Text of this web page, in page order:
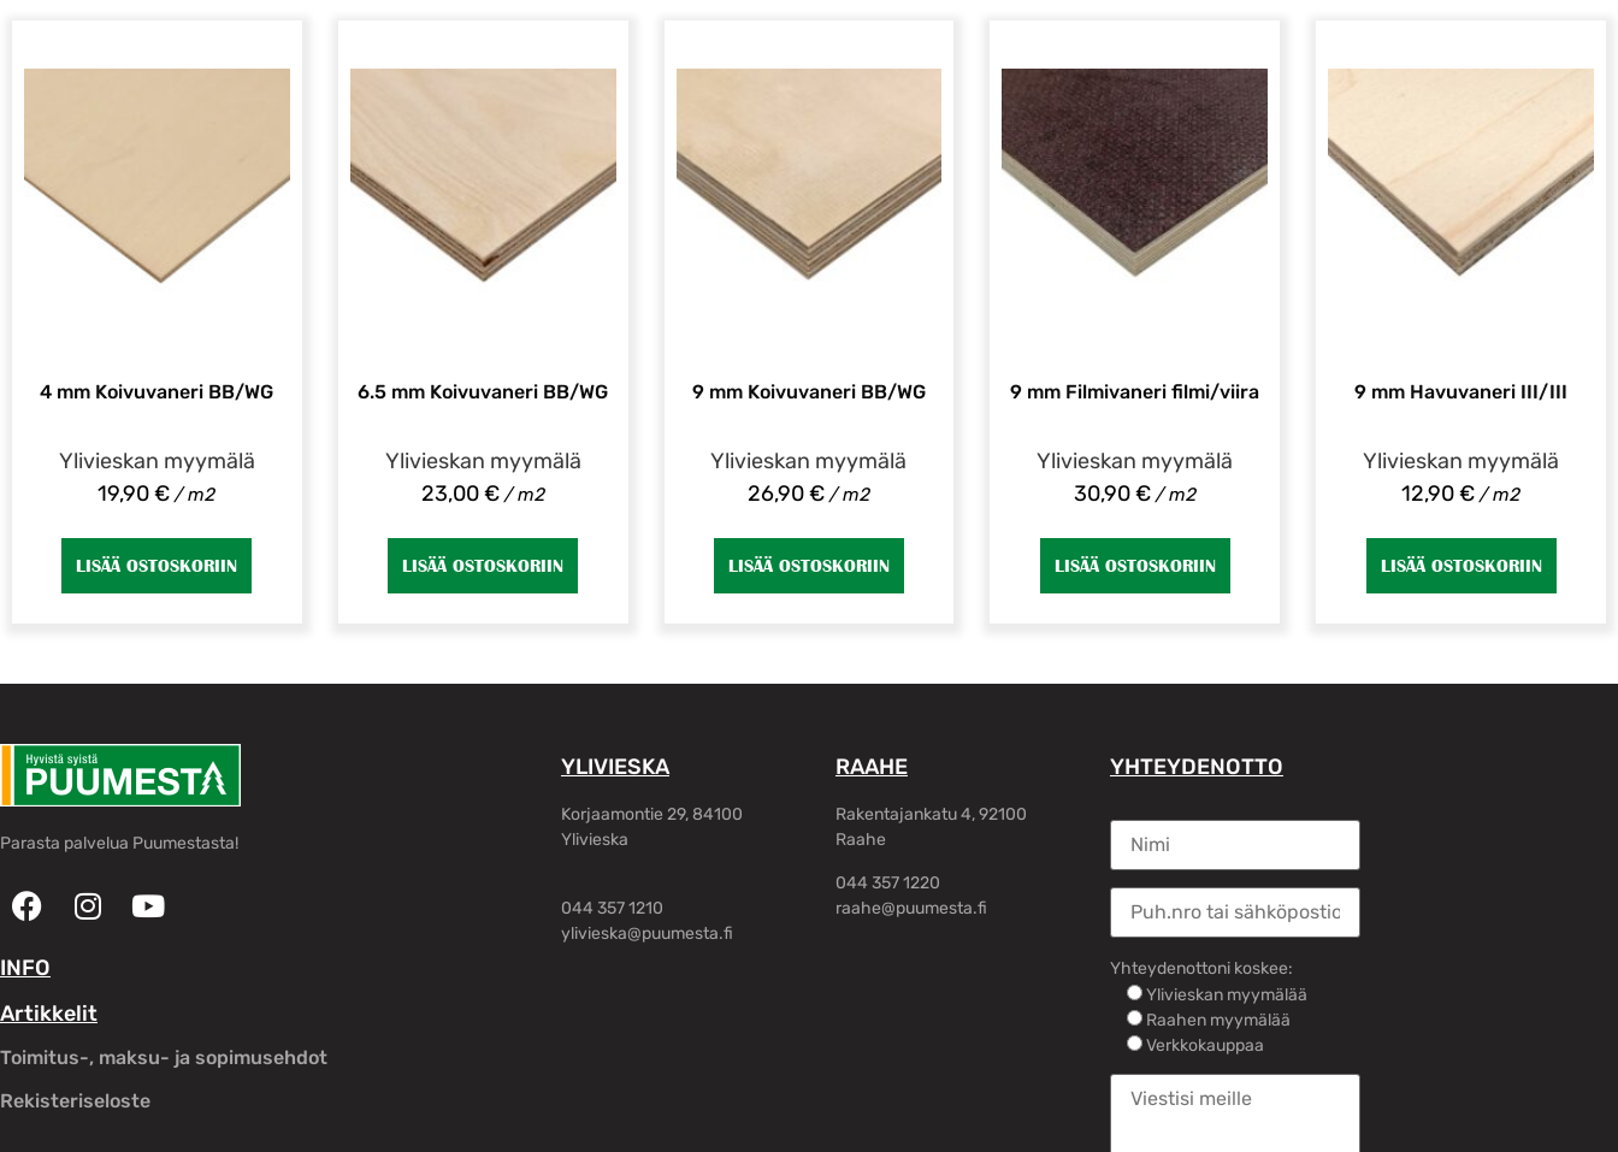
4 mm Koivuvaneri BB/WG
Ylivieskan myymälä
19,90€ / m2
LISÄÄ OSTOSKORIIN
6.5 mm Koivuvaneri BB/WG
Ylivieskan myymälä
23,00€/ m2
LISÄÄ OSTOSKORIIN
9 mm Koivuvaneri BB/WG
Ylivieskan myymälä
26,90€/ m2
LISÄÄ OSTOSKORIIN
9 mm Filmivaneri filmi/viira
Ylivieskan myymälä
30,90€/ m2
LISÄÄ OSTOSKORIIN
9 mm Havuvaneri III/III
Ylivieskan myymälä
12,90€ / m2
LISÄÄ OSTOSKORIIN
Parasta palvelua Puumestasta!
INFO
Artikkelit
Toimitus-, maksu- ja sopimusehdot
Rekisteriseloste
YLIVIESKA
Korjaamontie 29, 84100
Ylivieska
044 357 1210
ylivieska@puumesta.fi
RAAHE
Rakentajankatu 4, 92100
Raahe
044 357 1220
raahe@puumesta.fi
YHTEYDENOTTO
Yhteydenottoni koskee:
Ylivieskan myymälää
Raahen myymälää
Verkkokauppaa